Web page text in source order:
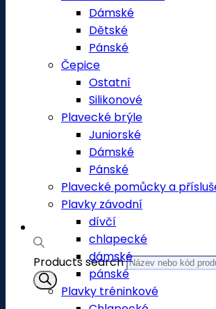
Products search
Dámské
Dětské
Pánské
Čepice
Ostatní
Silikonové
Plavecké brýle
Juniorské
Dámské
Pánské
Plavecké pomůcky a
Plavky závodní
dívčí
chlapecké
dámské
pánské
Plavky tréninkové